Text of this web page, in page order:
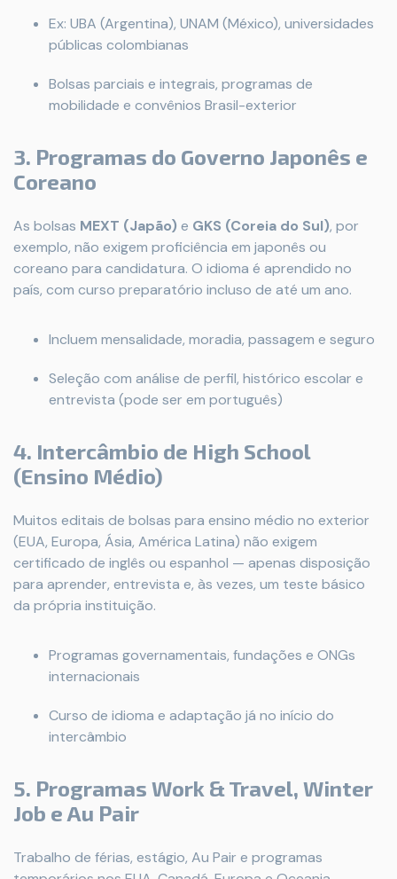
Ex: UBA (Argentina), UNAM (México), universidades
públicas colombianas
Bolsas parciais e integrais, programas de
mobilidade e convênios Brasil-exterior
3. Programas do Governo Japonês e
Coreano
As bolsas MEXT (Japão) e GKS (Coreia do Sul), por
exemplo, não exigem proficiência em japonês ou
coreano para candidatura. O idioma é aprendido no
país, com curso preparatório incluso de até um ano.
Incluem mensalidade, moradia, passagem e seguro
Seleção com análise de perfil, histórico escolar e
entrevista (pode ser em português)
4. Intercâmbio de High School
(Ensino Médio)
Muitos editais de bolsas para ensino médio no exterior
(EUA, Europa, Ásia, América Latina) não exigem
certificado de inglês ou espanhol — apenas disposição
para aprender, entrevista e, às vezes, um teste básico
da própria instituição.
Programas governamentais, fundações e ONGs
internacionais
Curso de idioma e adaptação já no início do
intercâmbio
5. Programas Work & Travel, Winter
Job e Au Pair
Trabalho de férias, estágio, Au Pair e programas